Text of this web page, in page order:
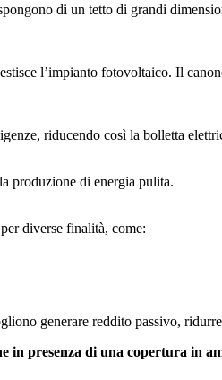
di un tetto di grandi
l’impianto fotovoltaico. Il
riducendo così la bolletta
produzione di energia pulita.
diverse finalità, come:
generare reddito passivo,
presenza di una copertura in